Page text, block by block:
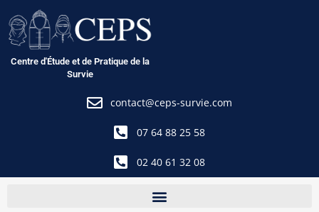
au
contenu
Centre d'Étude et de Pratique de la
Survie
contact@ceps-survie.com
07 64 88 25 58
02 40 61 32 08